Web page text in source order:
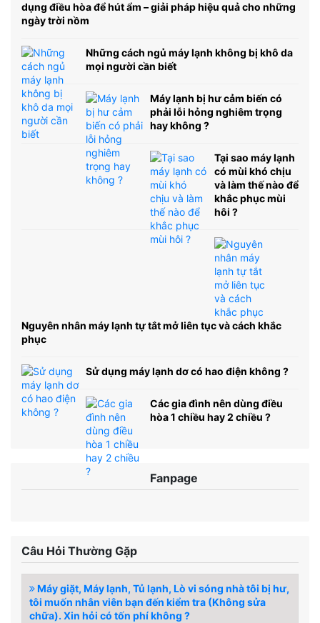
dụng điều hòa để hút ẩm – giải pháp hiệu quả cho những
ngày trời nồm
Những cách ngủ máy lạnh không bị khô da
mọi người cần biết
Máy lạnh bị hư cảm biến có
phải lỗi hỏng nghiêm trọng
hay không ?
Tại sao máy lạnh
có mùi khó chịu
và làm thế nào để
khắc phục mùi
hôi ?
Nguyên nhân máy lạnh tự tắt mở liên tục và cách khắc
phục
Sử dụng máy lạnh dơ có hao điện không ?
Các gia đình nên dùng điều
hòa 1 chiều hay 2 chiều ?
Fanpage
Câu Hỏi Thường Gặp
Máy giặt, Máy lạnh, Tủ lạnh, Lò vi sóng nhà tôi bị hư,
tôi muốn nhân viên bạn đến kiểm tra (Không sửa
chữa). Xin hỏi có tốn phí không ?